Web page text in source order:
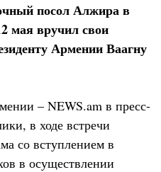
посол Алжира в
мая вручил свои
Армении Ваагну
– NEWS.am в пресс-
в ходе встречи
со вступлением в
в осуществлении